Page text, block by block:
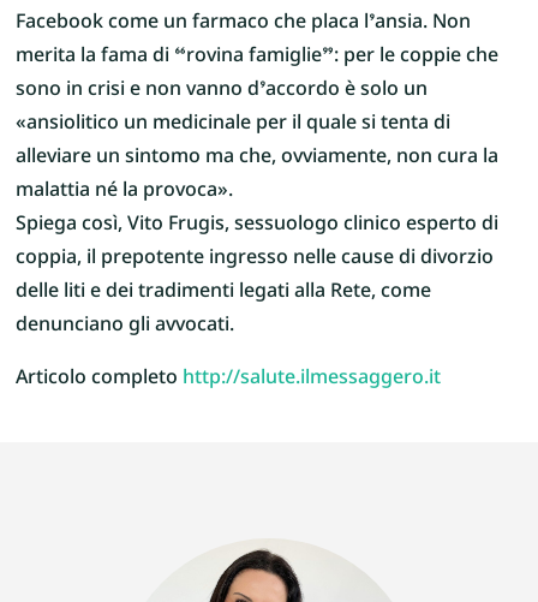
Facebook come un farmaco che placa l’ansia. Non
merita la fama di “rovina famiglie”: per le coppie che
sono in crisi e non vanno d’accordo è solo un
«ansiolitico un medicinale per il quale si tenta di
alleviare un sintomo ma che, ovviamente, non cura la
malattia né la provoca».
Spiega così, Vito Frugis, sessuologo clinico esperto di
coppia, il prepotente ingresso nelle cause di divorzio
delle liti e dei tradimenti legati alla Rete, come
denunciano gli avvocati.
Articolo completohttp://salute.ilmessaggero.it